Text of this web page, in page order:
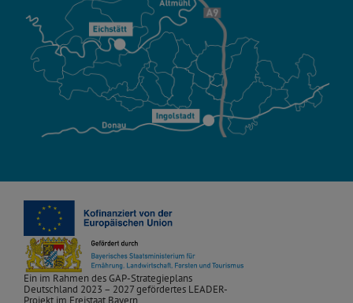
Ein im Rahmen des GAP-Strategieplans
Deutschland 2023 – 2027 gefördertes LEADER-
Projekt im Freistaat Bayern.